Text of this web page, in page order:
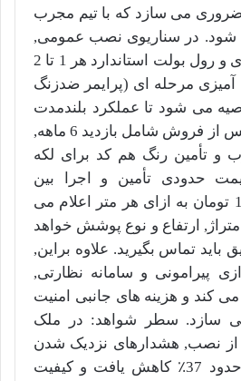
ضروری می سازد که با تیم مجرب
شود. در سناریوی نصب عمومی,
استفاده از پلیت مهاری و رول بولت استاندارد هر 1 تا 2
آمیزی مرحله ای (پرایمر ضدزنگ
می شود تا عملکرد بلندمدت
پایدار بماند. خدمات پس از فروش شامل بازدید 6 ماهه,
و تأمین رنگ هم کد برای لکه
حدودی تأمین و اجرا بین
تومان به ازای هر متر اعلام می
ارتفاع و نوع پوشش خواهد
باید تماس بگیرید. علاوه براین,
پیرامونی و سامانه نظارتی,
می کند و هزینه های جانبی امنیت
می سازد. سطر شواهد: در ملک
پس از نصب, هشدارهای نزدیک شدن
غیرمجاز طی 3 ماه حدود 37٪ کاهش یافت و کیفیت